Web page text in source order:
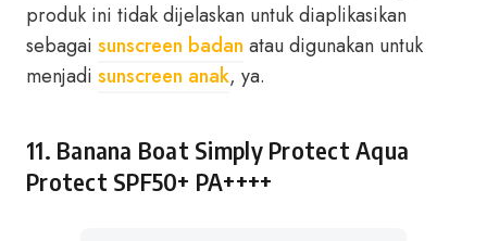
produk ini tidak dijelaskan untuk diaplikasikan
sebagai sunscreen badan atau digunakan untuk
menjadi sunscreen anak, ya.
11. Banana Boat Simply Protect Aqua
Protect SPF50+ PA++++